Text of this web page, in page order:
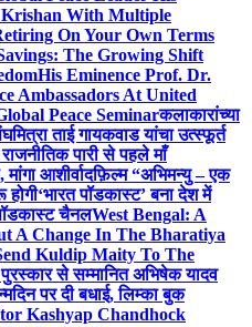
With Multiple
On Your Own Terms
The Growing Shift
His Eminence Prof. Dr.
Ambassadors At United
Peace Seminarकलाकारांच्या
ताई गायकवाड यांचा उत्स्फूर्त
पारी से पहले माँ
आशीर्वादफ़िल्म “अभिमन्यु – एक
‘भारत पॉडकास्ट’ बना देश में
चैनलWest Bengal: A
A Change In The Bharatiya
Kuldip Maity To The
से सम्मानित अभिषेक यादव
पर दी बधाई, लिम्का बुक
Kashyap Chandhock